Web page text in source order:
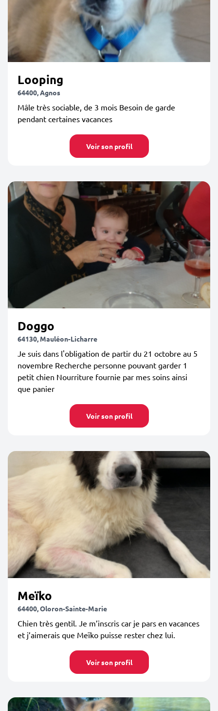
Looping
64400, Agnos
Mâle très sociable, de 3 mois Besoin de garde
pendant certaines vacances
Voir son profil
Doggo
64130, Mauléon-Licharre
Je suis dans l'obligation de partir du 21 octobre au 5
novembre Recherche personne pouvant garder 1
petit chien Nourriture fournie par mes soins ainsi
que panier
Voir son profil
Meïko
64400, Oloron-Sainte-Marie
Chien très gentil. Je m’inscris car je pars en vacances
et j’aimerais que Meïko puisse rester chez lui.
Voir son profil